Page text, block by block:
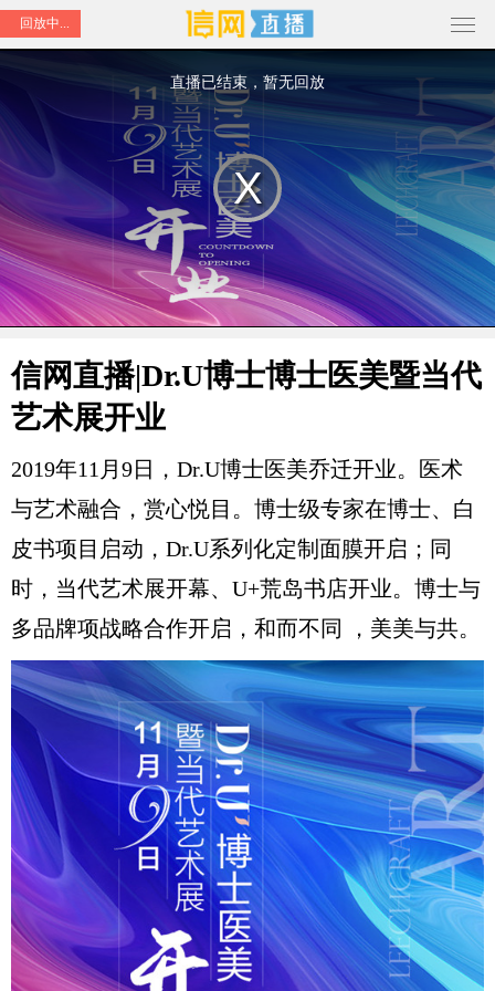
回放中...
Play
Video
This
直播已结束，暂无回放
信网直播|Dr.U博士博士医美暨当代
艺术展开业
2019年11月9日，Dr.U博士医美乔迁开业。医术
与艺术融合，赏心悦目。博士级专家在博士、白
皮书项目启动，Dr.U系列化定制面膜开启；同
时，当代艺术展开幕、U+荒岛书店开业。博士与
多品牌项战略合作开启，和而不同 ，美美与共。